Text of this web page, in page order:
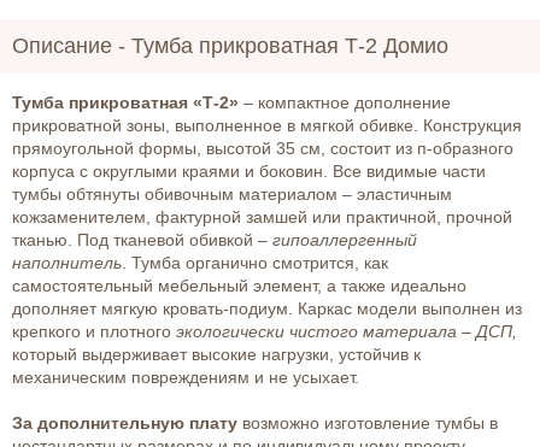
Описание - Тумба прикроватная Т-2 Домио
Тумба прикроватная «Т-2» – компактное дополнение
прикроватной зоны, выполненное в мягкой обивке. Конструкция
прямоугольной формы, высотой 35 см, состоит из п-образного
корпуса с округлыми краями и боковин. Все видимые части
тумбы обтянуты обивочным материалом – эластичным
кожзаменителем, фактурной замшей или практичной, прочной
тканью. Под тканевой обивкой – гипоаллергенный
наполнитель . Тумба органично смотрится, как
самостоятельный мебельный элемент, а также идеально
дополняет мягкую кровать-подиум. Каркас модели выполнен из
крепкого и плотного экологически чистого материала – ДСП,
который выдерживает высокие нагрузки, устойчив к
механическим повреждениям и не усыхает.
За дополнительную плату возможно изготовление тумбы в